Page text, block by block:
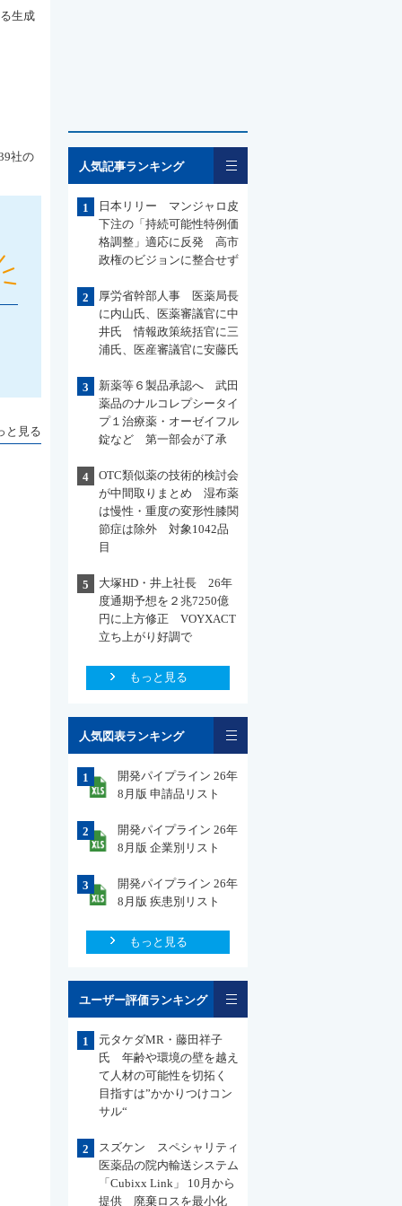
生成
社の
と見る
人気記事ランキング
1
日本リリー マンジャロ皮
下注の「持続可能性特例価
格調整」適応に反発 高市
政権のビジョンに整合せず
2
厚労省幹部人事 医薬局長
に内山氏、医薬審議官に中
井氏 情報政策統括官に三
浦氏、医産審議官に安藤氏
3
新薬等６製品承認へ 武田
薬品のナルコレプシータイ
プ１治療薬・オーゼイフル
錠など 第一部会が了承
4
OTC類似薬の技術的検討会
が中間取りまとめ 湿布薬
は慢性・重度の変形性膝関
節症は除外 対象1042品
目
5
大塚HD・井上社長 26年
度通期予想を２兆7250億
円に上方修正 VOYXACT
立ち上がり好調で
もっと見る
人気図表ランキング
1
開発パイプライン 26年
8月版 申請品リスト
2
開発パイプライン 26年
8月版 企業別リスト
3
開発パイプライン 26年
8月版 疾患別リスト
もっと見る
ユーザー評価ランキング
1
元タケダMR・藤田祥子
氏 年齢や環境の壁を越え
て人材の可能性を切拓く
目指すは”かかりつけコン
サル“
2
スズケン スペシャリティ
医薬品の院内輸送システム
「Cubixx Link」 10月から
提供 廃棄ロスを最小化